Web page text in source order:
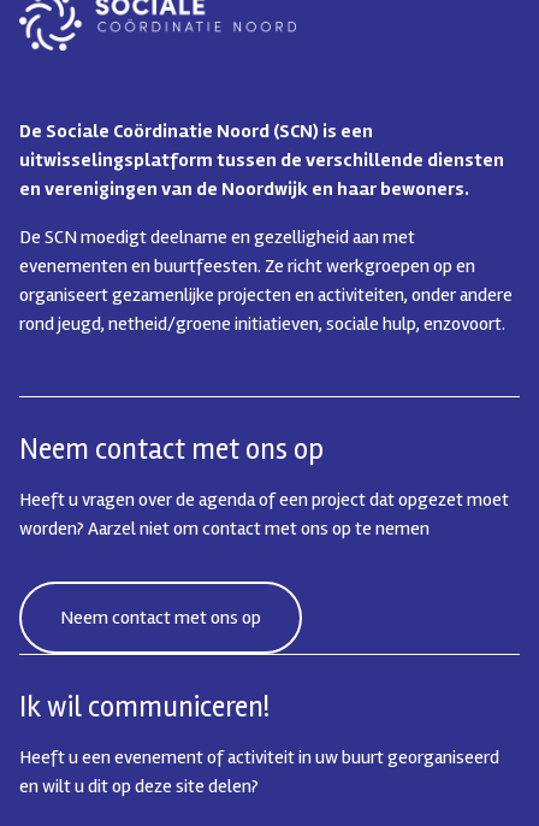
De Sociale Coördinatie Noord (SCN) is een
uitwisselingsplatform tussen de verschillende diensten
en verenigingen van de Noordwijk en haar bewoners.
De SCN moedigt deelname en gezelligheid aan met
evenementen en buurtfeesten. Ze richt werkgroepen op en
organiseert gezamenlijke projecten en activiteiten, onder andere
rond jeugd, netheid/groene initiatieven, sociale hulp, enzovoort.
Neem contact met ons op
Heeft u vragen over de agenda of een project dat opgezet moet
worden? Aarzel niet om contact met ons op te nemen
Neem contact met ons op
Ik wil communiceren!
Heeft u een evenement of activiteit in uw buurt georganiseerd
en wilt u dit op deze site delen?